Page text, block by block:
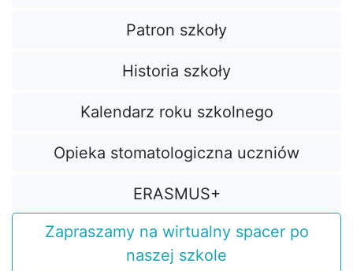
Patron szkoły
Historia szkoły
Kalendarz roku szkolnego
Opieka stomatologiczna uczniów
ERASMUS+
Zapraszamy na wirtualny spacer po
naszej szkole